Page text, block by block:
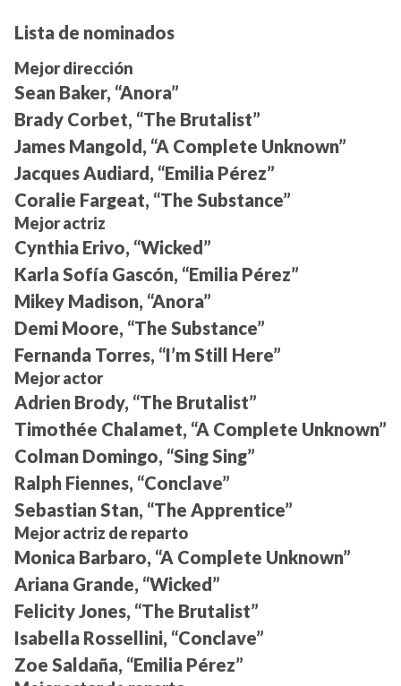
Lista de nominados
Mejor dirección
Sean Baker, “Anora”
Brady Corbet, “The Brutalist”
James Mangold, “A Complete Unknown”
Jacques Audiard, “Emilia Pérez”
Coralie Fargeat, “The Substance”
Mejor actriz
Cynthia Erivo, “Wicked”
Karla Sofía Gascón, “Emilia Pérez”
Mikey Madison, “Anora”
Demi Moore, “The Substance”
Fernanda Torres, “I’m Still Here”
Mejor actor
Adrien Brody, “The Brutalist”
Timothée Chalamet, “A Complete Unknown”
Colman Domingo, “Sing Sing”
Ralph Fiennes, “Conclave”
Sebastian Stan, “The Apprentice”
Mejor actriz de reparto
Monica Barbaro, “A Complete Unknown”
Ariana Grande, “Wicked”
Felicity Jones, “The Brutalist”
Isabella Rossellini, “Conclave”
Zoe Saldaña, “Emilia Pérez”